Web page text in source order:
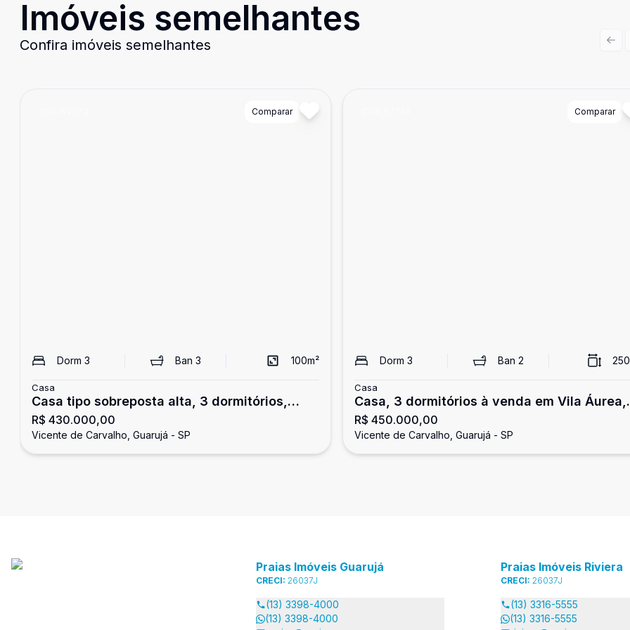
Imóveis semelhantes
Confira imóveis semelhantes
Comparar
Dorm 3 Ban3 100m²
Casa
Casa tipo sobreposta alta, 3 dormitórios,
Vicente de Carvalho, Guarujá
R$ 430.000,00
Vicente de Carvalho, Guarujá - SP
Comparar
Dorm 3 Ban 2 250
Casa
Casa, 3 dormitórios à venda em Vila Áurea,
Guarujá
R$ 450.000,00
Vicente de Carvalho, Guarujá - SP
Praias Imóveis Guarujá
CRECI: 26037J
(13) 3398-4000
(13) 3398-4000
Praias Imóveis Riviera
CRECI: 26037J
(13) 3316-5555
(13) 3316-5555